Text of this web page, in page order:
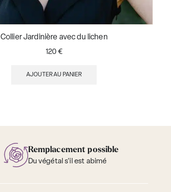
Collier Jardinière avec du lichen
120 €
AJOUTER AU PANIER
Remplacement possible
Du végétal s'il est abimé